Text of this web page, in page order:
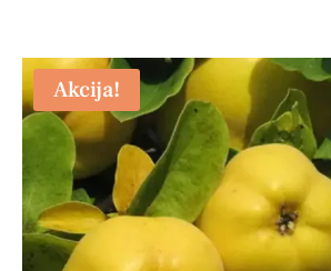
Akcija!